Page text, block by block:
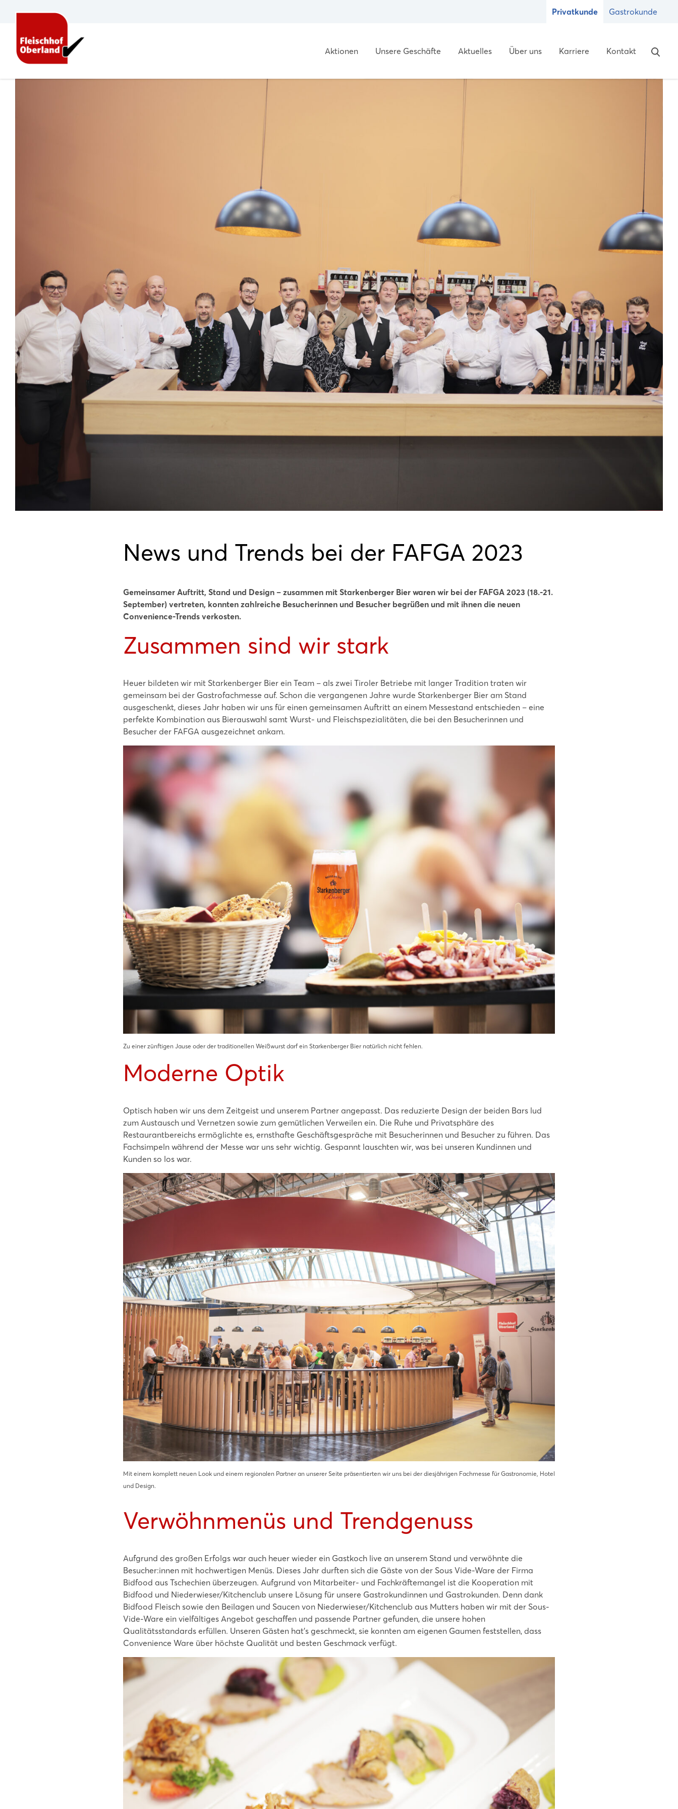
Privatkunde Gastrokunde
Aktionen Unsere Geschäfte Aktuelles Über uns Karriere Kontakt
News und Trends bei der FAFGA 2023
Gemeinsamer Auftritt, Stand und Design – zusammen mit Starkenberger Bier waren wir bei der FAFGA 2023 (18.-21.
September) vertreten, konnten zahlreiche Besucherinnen und Besucher begrüßen und mit ihnen die neuen
Convenience-Trends verkosten.
Zusammen sind wir stark
Heuer bildeten wir mit Starkenberger Bier ein Team – als zwei Tiroler Betriebe mit langer Tradition traten wir
gemeinsam bei der Gastrofachmesse auf. Schon die vergangenen Jahre wurde Starkenberger Bier am Stand
ausgeschenkt, dieses Jahr haben wir uns für einen gemeinsamen Auftritt an einem Messestand entschieden – eine
perfekte Kombination aus Bierauswahl samt Wurst- und Fleischspezialitäten, die bei den Besucherinnen und
Besucher der FAFGA ausgezeichnet ankam.
Zu einer zünftigen Jause oder der traditionellen Weißwurst darf ein Starkenberger Bier natürlich nicht fehlen.
Moderne Optik
Optisch haben wir uns dem Zeitgeist und unserem Partner angepasst. Das reduzierte Design der beiden Bars lud
zum Austausch und Vernetzen sowie zum gemütlichen Verweilen ein. Die Ruhe und Privatsphäre des
Restaurantbereichs ermöglichte es, ernsthafte Geschäftsgespräche mit Besucherinnen und Besucher zu führen. Das
Fachsimpeln während der Messe war uns sehr wichtig. Gespannt lauschten wir, was bei unseren Kundinnen und
Kunden so los war.
Mit einem komplett neuen Look und einem regionalen Partner an unserer Seite präsentierten wir uns bei der diesjährigen Fachmesse für Gastronomie, Hotel
und Design.
Verwöhnmenüs und Trendgenuss
Aufgrund des großen Erfolgs war auch heuer wieder ein Gastkoch live an unserem Stand und verwöhnte die
Besucher:innen mit hochwertigen Menüs. Dieses Jahr durften sich die Gäste von der Sous Vide-Ware der Firma
Bidfood aus Tschechien überzeugen. Aufgrund von Mitarbeiter- und Fachkräftemangel ist die Kooperation mit
Bidfood und Niederwieser/Kitchenclub unsere Lösung für unsere Gastrokundinnen und Gastrokunden. Denn dank
Bidfood Fleisch sowie den Beilagen und Saucen von Niederwieser/Kitchenclub aus Mutters haben wir mit der Sous-
Vide-Ware ein vielfältiges Angebot geschaffen und passende Partner gefunden, die unsere hohen
Qualitätsstandards erfüllen. Unseren Gästen hat’s geschmeckt, sie konnten am eigenen Gaumen feststellen, dass
Convenience Ware über höchste Qualität und besten Geschmack verfügt.